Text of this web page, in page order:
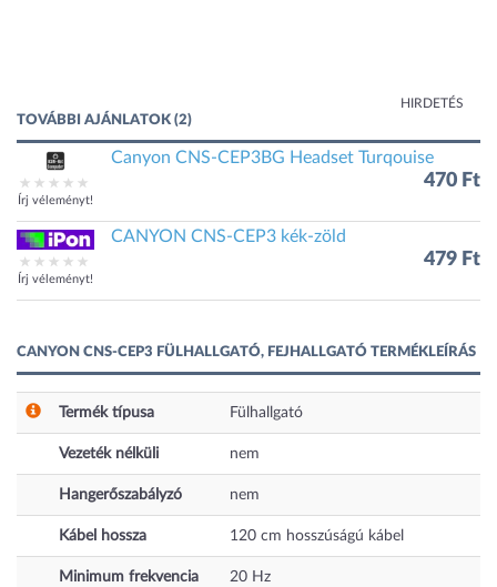
HIRDETÉS
TOVÁBBI AJÁNLATOK (2)
Írj véleményt!
Canyon CNS-CEP3BG Headset Turqouise
470 Ft
Írj véleményt!
CANYON CNS-CEP3 kék-zöld
479 Ft
CANYON CNS-CEP3 FÜLHALLGATÓ, FEJHALLGATÓ TERMÉKLEÍRÁS
Termék típusa Fülhallgató
Vezeték nélküli nem
Hangerőszabályzó nem
Kábel hossza 120 cm hosszúságú kábel
Minimum frekvencia 20 Hz